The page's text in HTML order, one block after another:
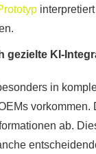
gezielte KI-
in
ab.